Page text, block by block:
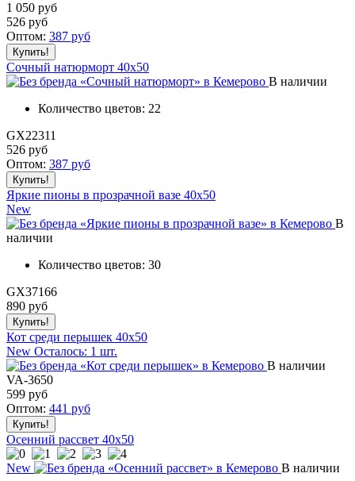
1 050 руб
526 руб
Оптом: 387 руб
Сочный натюрморт 40x50
В наличии
Количество цветов: 22
GX22311
526 руб
Оптом: 387 руб
Яркие пионы в прозрачной вазе 40x50
New
В
наличии
Количество цветов: 30
GX37166
890 руб
Кот среди перышек 40х50
New Осталось: 1 шт.
В наличии
VA-3650
599 руб
Оптом: 441 руб
Осенний рассвет 40x50
New
В наличии